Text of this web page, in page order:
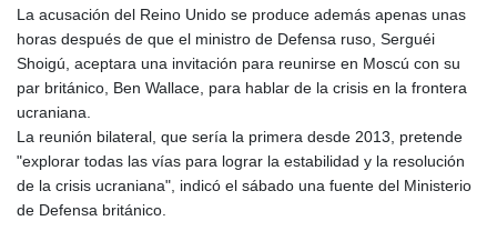
MWK 1998.775164
MXN 19.811945
MYR 4.728715
MZN 73.882892
NGN 1577.963717
NIO 42.419473
NOK 10.99759
La acusación del Reino Unido se produce además apenas unas
horas después de que el ministro de Defensa ruso, Serguéi
Shoigú, aceptara una invitación para reunirse en Moscú con su
par británico, Ben Wallace, para hablar de la crisis en la frontera
ucraniana.
La reunión bilateral, que sería la primera desde 2013, pretende
"explorar todas las vías para lograr la estabilidad y la resolución
de la crisis ucraniana", indicó el sábado una fuente del Ministerio
de Defensa británico.